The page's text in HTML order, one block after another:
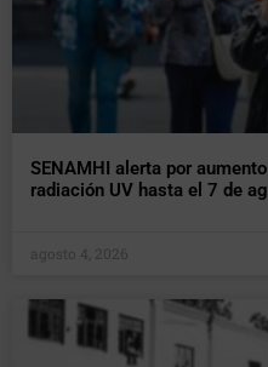
SENAMHI alerta por
radiación UV hasta el 7 de
agosto 4, 2026